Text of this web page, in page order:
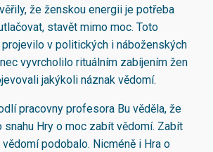
že ženskou energii je potřeba
stavět mimo moc. Toto
v politických i náboženských
vyvrcholilo rituálním zabíjením žen
jakýkoli náznak vědomí.
pracovny profesora Bu věděla, že
Hry o moc zabít vědomí. Zabít
podobalo. Nicméně i Hra o